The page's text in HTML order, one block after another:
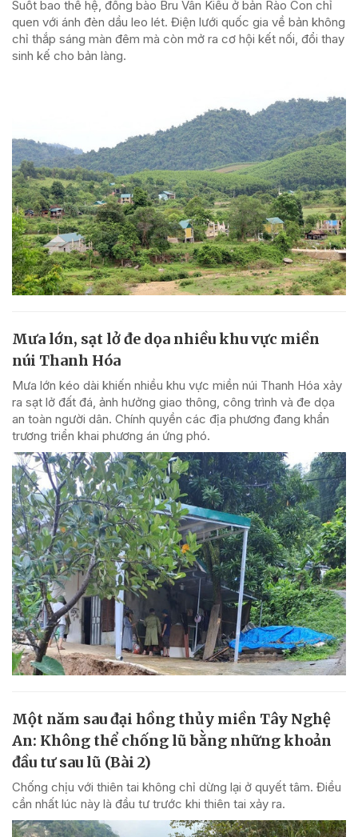
Suốt bao thế hệ, đồng bào Bru Vân Kiều ở bản Rào Con chỉ
quen với ánh đèn dầu leo lét. Điện lưới quốc gia về bản không
chỉ thắp sáng màn đêm mà còn mở ra cơ hội kết nối, đổi thay
sinh kế cho bản làng.
Mưa lớn, sạt lở đe dọa nhiều khu vực miền
núi Thanh Hóa
Mưa lớn kéo dài khiến nhiều khu vực miền núi Thanh Hóa xảy
ra sạt lở đất đá, ảnh hưởng giao thông, công trình và đe dọa
an toàn người dân. Chính quyền các địa phương đang khẩn
trương triển khai phương án ứng phó.
Một năm sau đại hồng thủy miền Tây Nghệ
An: Không thể chống lũ bằng những khoản
đầu tư sau lũ (Bài 2)
Chống chịu với thiên tai không chỉ dừng lại ở quyết tâm. Điều
cần nhất lúc này là đầu tư trước khi thiên tai xảy ra.